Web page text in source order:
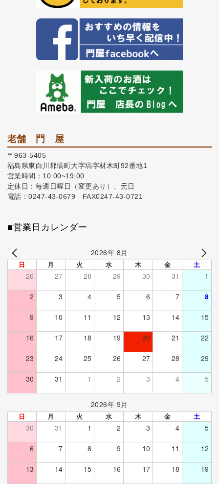
老舗 門 屋
〒963-5405
福島県東白川郡塙町大字塙字材木町92番地1
営業時間：10:00~19:00
定休日：毎週日曜日（変更あり）、元日
電話：0247-43-0679 FAX0247-43-0721
■営業日カレンダー
2026年 8月
日 月 火 水 木 金 土
26 27 28 29 30 31 1
2 3 4 5 6 7 8
9 10 11 12 13 14 15
16 17 18 19 20 21 22
23 24 25 26 27 28 29
30 31 1 2 3 4 5
2026年 9月
日 月 火 水 木 金 土
30 31 1 2 3 4 5
6 7 8 9 10 11 12
13 14 15 16 17 18 19